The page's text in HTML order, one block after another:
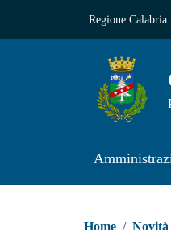
Regione Calabria
Home / Novità